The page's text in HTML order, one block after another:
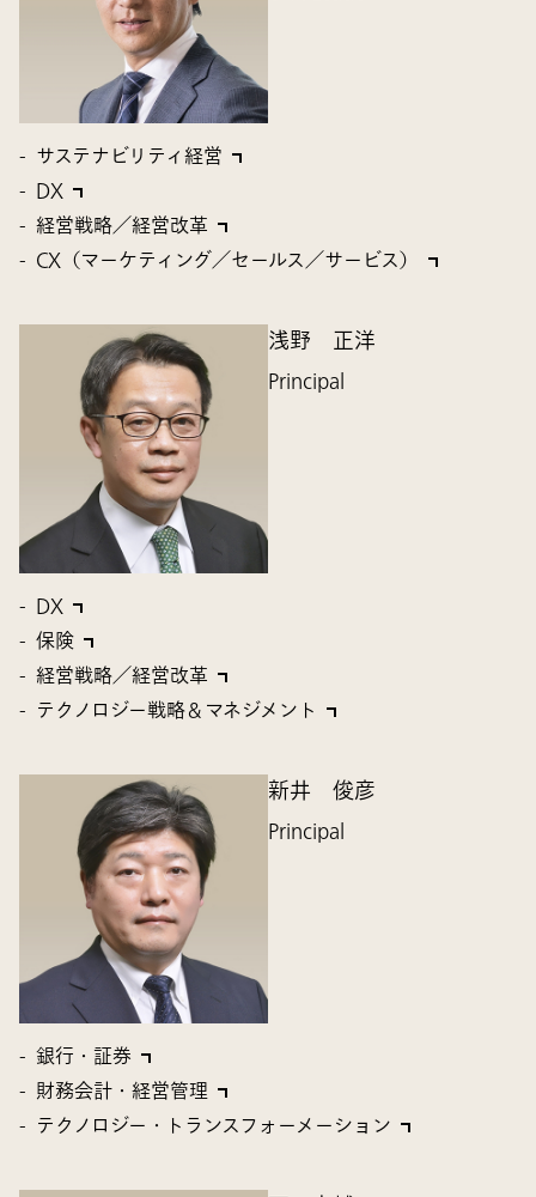
サステナビリティ経営
DX
経営戦略／経営改革
CX（マーケティング／セールス／サービス）
浅野 正洋
Principal
DX
保険
経営戦略／経営改革
テクノロジー戦略＆マネジメント
新井 俊彦
Principal
銀行・証券
財務会計・経営管理
テクノロジー・トランスフォーメーション